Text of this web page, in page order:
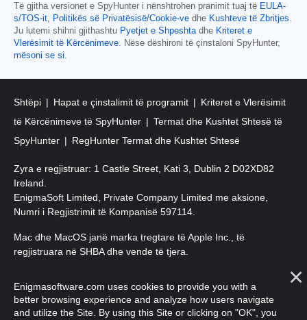
Të gjitha versionet e SpyHunter i nënshtrohen pranimit tuaj të EULA-
s/TOS-it
Politikës së Privatësisë/Cookie-ve dhe Kushteve të Zbritjes
Ju lutemi shihni gjithashtu Pyetjet e Shpeshta dhe Kriteret e
Vlerësimit të Kërcënimeve . Nëse dëshironi të çinstaloni SpyHunter,
mësoni se si
Shtëpi Hapat e çinstalimit të programit
Kriteret e Vlerësimit
të Kërcënimeve të SpyHunter
Termat dhe Kushtet Shtesë të
SpyHunter
RegHunter Termat dhe Kushtet Shtesë
Zyra e regjistruar: 1 Castle Street, Kati 3, Dublin 2 D02XD82
Ireland.
EnigmaSoft Limited, Private Company Limited me aksione,
Numri i Regjistrimit të Kompanisë 597114.
Mac dhe MacOS janë marka tregtare të Apple Inc., të
regjistruara në SHBA dhe vende të tjera.
. EnigmaSoft Ltd. Të gjitha të drejtat
e rezervuara.
Enigmasoftware.com uses cookies to provide you with a
better browsing experience and analyze how users navigate
and utilize the Site. By using this Site or clicking on "OK", you